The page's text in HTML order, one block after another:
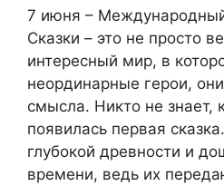
7 июня –
Сказки – это не просто
интересный мир, в
неординарные герои,
смысла. Никто не знает,
появилась первая
глубокой древности и
времени, ведь их